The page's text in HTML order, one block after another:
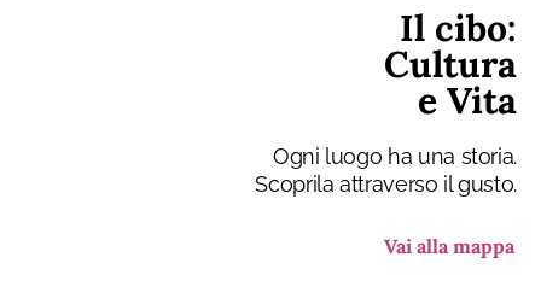
Il cibo:
Cultura
e Vita
Ogni luogo ha una storia.
Scoprila attraverso il gusto.
Vai alla mappa